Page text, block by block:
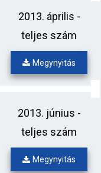
2013. április -
teljes szám
Megynyitás
2013. június -
teljes szám
Megynyitás